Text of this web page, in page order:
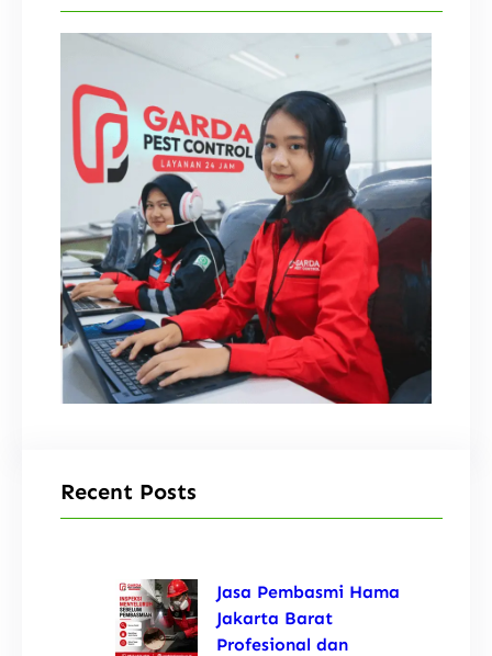
Recent Posts
Jasa Pembasmi Hama
Jakarta Barat
Profesional dan